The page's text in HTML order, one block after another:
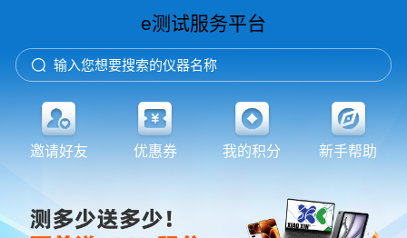
e测试服务平台
输入您想要搜索的仪器名称
邀请好友 优惠券 我的积分 新手帮助